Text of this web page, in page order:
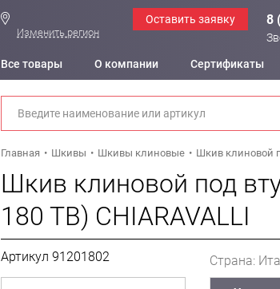
Изменить регион
Оставить заявку 8
Все товары О компании Сертификаты
Главная Шкивы Шкивы клиновые Шкив клиновой
Шкив клиновой под
180 TB) CHIARAVALLI
Артикул 91201802 Страна: